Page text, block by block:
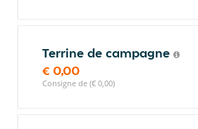
Terrine de campagne
€ 0,00
Consigne de (€ 0,00)